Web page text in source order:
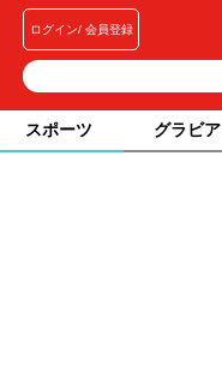
ログイン 会員登録
スポーツ グラビア